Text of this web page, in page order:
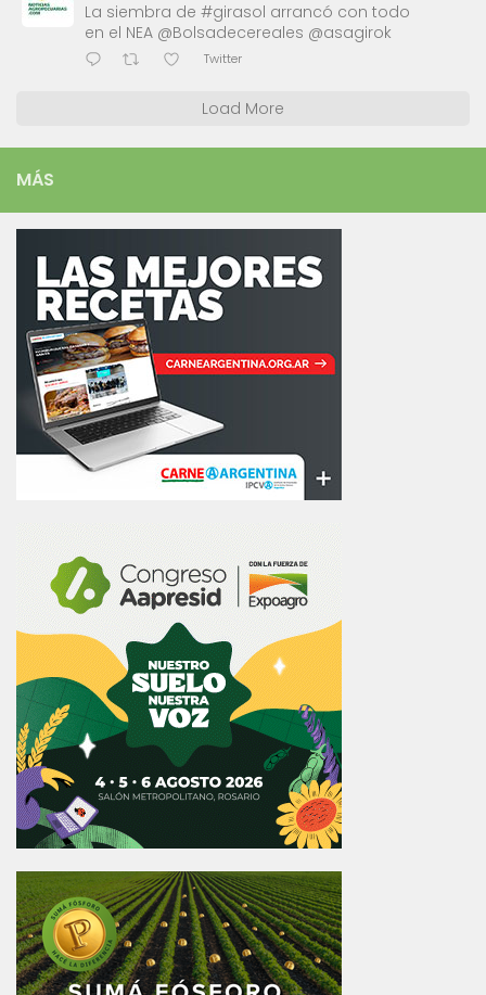
La siembra de #girasol arrancó con todo
en el NEA @Bolsadecereales @asagirok
Twitter
Load More
MÁS